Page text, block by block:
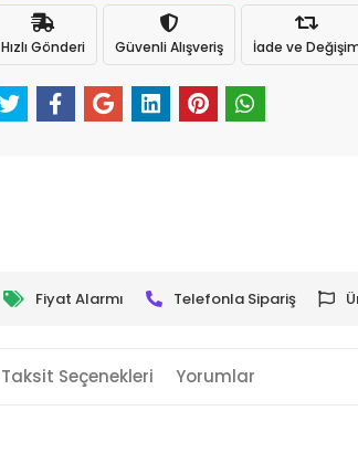
Hızlı Gönderi Güvenli Alışveriş İade ve
Fiyat Alarmı Telefonla Sipariş
Taksit Seçenekleri Yorumlar